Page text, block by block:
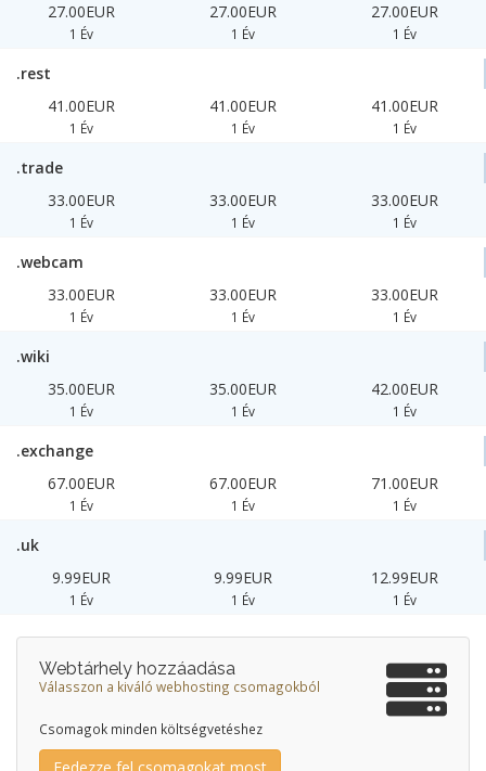
27.00EUR
1 Év
27.00EUR
1 Év
27.00EUR
1 Év
.rest
41.00EUR
1 Év
41.00EUR
1 Év
41.00EUR
1 Év
.trade
33.00EUR
1 Év
33.00EUR
1 Év
33.00EUR
1 Év
.webcam
33.00EUR
1 Év
33.00EUR
1 Év
33.00EUR
1 Év
.wiki
35.00EUR
1 Év
35.00EUR
1 Év
42.00EUR
1 Év
.exchange
67.00EUR
1 Év
67.00EUR
1 Év
71.00EUR
1 Év
.uk
9.99EUR
1 Év
9.99EUR
1 Év
12.99EUR
1 Év
Webtárhely hozzáadása
Válasszon a kiváló webhosting csomagokból
Csomagok minden költségvetéshez